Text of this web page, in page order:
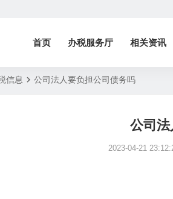
首页 办税服务厅 相关资讯
信息 公司法人要负担公司债务吗
公司
2023-04-21